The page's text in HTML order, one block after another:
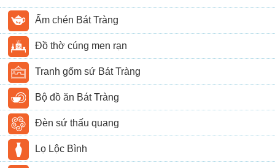
Ấm chén Bát Tràng
Đồ thờ cúng men rạn
Tranh gốm sứ Bát Tràng
Bộ đồ ăn Bát Tràng
Đèn sứ thấu quang
Lọ Lộc Bình